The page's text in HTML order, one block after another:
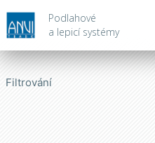
Podlahové
a lepicí systémy
Filtrování